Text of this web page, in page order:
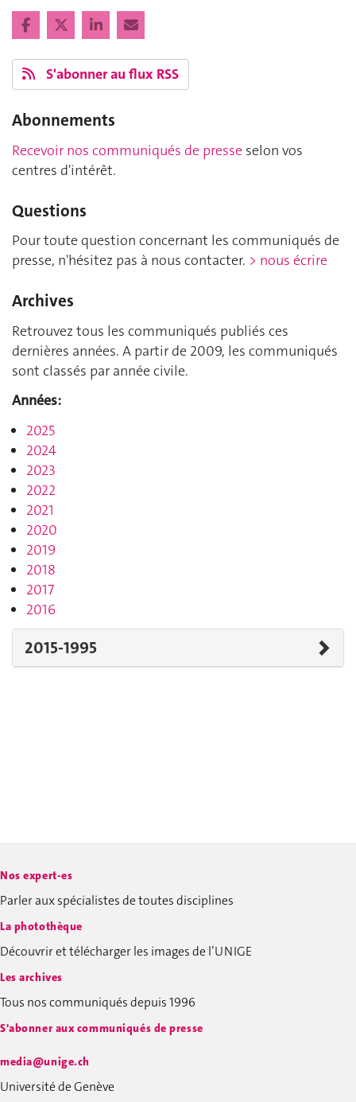
S'abonner au flux RSS
Abonnements
Recevoir nos communiqués de presse selon vos
centres d'intérêt.
Questions
Pour toute question concernant les communiqués de
presse, n'hésitez pas à nous contacter. > nous écrire
Archives
Retrouvez tous les communiqués publiés ces
dernières années. A partir de 2009, les communiqués
sont classés par année civile.
Années:
2025
2024
2023
2022
2021
2020
2019
2018
2017
2016
2015-1995
Nos expert-es
Parler aux spécialistes de toutes disciplines
La photothèque
Découvrir et télécharger les images de l’UNIGE
Les archives
Tous nos communiqués depuis 1996
S'abonner aux communiqués de presse
media@unige.ch
Université de Genève